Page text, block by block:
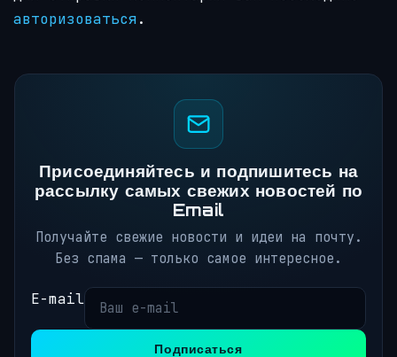
авторизоваться.
Присоединяйтесь и подпишитесь на
рассылку самых свежих новостей по
Email
Получайте свежие новости и идеи на почту.
Без спама — только самое интересное.
E-mail
Подписаться